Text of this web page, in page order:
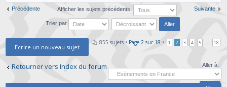
Précédente Suivante
Afficher les sujets précédents:
Trier par
Ecrire un nouveau sujet
855 sujets • Page 2 sur 18 • 1 2 3 4 5 18
Retourner vers Index du forum Aller à: